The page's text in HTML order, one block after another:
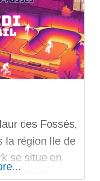
des Fossés,
la région Ile de
se situe en
lisse.